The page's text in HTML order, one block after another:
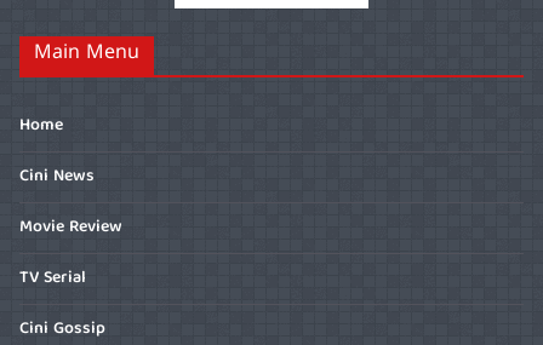
Main Menu
Home
Cini News
Movie Review
TV Serial
Cini Gossip